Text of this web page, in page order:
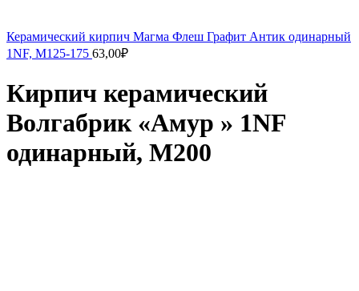
Керамический кирпич Магма Флеш Графит Антик одинарный
1NF, М125-175 63,00₽
Кирпич керамический
Волгабрик «Амур » 1NF
одинарный, М200